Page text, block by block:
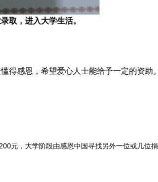
录取，进入大学生活。
得感恩，希望爱心人士能给予一定的资助。
元，大学阶段由感恩中国寻找另外一位或几位捐